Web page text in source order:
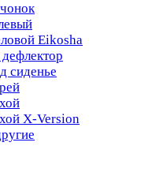
Eikosha
сиденье
X-Version